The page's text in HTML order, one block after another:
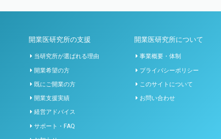
開業医研究所の支援
当研究所が選ばれる理由
開業希望の方
既にご開業の方
開業支援実績
経営アドバイス
サポート・FAQ
開業医研究所について
事業概要・体制
プライバシーポリシー
このサイトについて
お問い合わせ